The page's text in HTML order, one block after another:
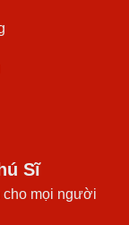
Sĩ
mọi người